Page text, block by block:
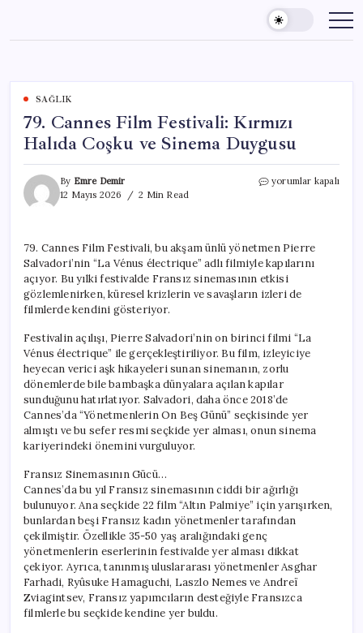
content
SAĞLIK
79. Cannes Film Festivali: Kırmızı
Halıda Coşku ve Sinema Duygusu
By Emre Demir
12 Mayıs 2026
2 Min Read
79.
Halıda
Coşku
ve
Sinema
yorumlar kapalı
79. Cannes Film Festivali, bu akşam ünlü yönetmen Pierre
Salvadori’nin “La Vénus électrique” adlı filmiyle kapılarını
açıyor. Bu yılki festivalde Fransız sinemasının etkisi
gözlemlenirken, küresel krizlerin ve savaşların izleri de
filmlerde kendini gösteriyor.
Festivalin açılışı, Pierre Salvadori’nin on birinci filmi “La
Vénus électrique” ile gerçekleştiriliyor. Bu film, izleyiciye
heyecan verici aşk hikayeleri sunan sinemanın, zorlu
dönemlerde bile bambaşka dünyalara açılan kapılar
sunduğunu hatırlatıyor. Salvadori, daha önce 2018’de
Cannes’da “Yönetmenlerin On Beş Günü” seçkisinde yer
almıştı ve bu sefer resmi seçkide yer alması, onun sinema
kariyerindeki önemini vurguluyor.
Fransız Sinemasının Gücü…
Cannes’da bu yıl Fransız sinemasının ciddi bir ağırlığı
bulunuyor. Ana seçkide 22 film “Altın Palmiye” için yarışırken,
bunlardan beşi Fransız kadın yönetmenler tarafından
çekilmiştir. Özellikle 35-50 yaş aralığındaki genç
yönetmenlerin eserlerinin festivalde yer alması dikkat
çekiyor. Ayrıca, tanınmış uluslararası yönetmenler Asghar
Farhadi, Ryûsuke Hamaguchi, Laszlo Nemes ve Andreï
Zviagintsev, Fransız yapımcıların desteğiyle Fransızca
filmlerle bu seçkide kendine yer buldu.